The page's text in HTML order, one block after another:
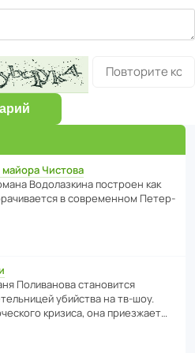
Чистова
Водо­ла­з­кина пост­роен как
в совре­менном Пете­р­
Поли­ва­нова стано­вится
убийства на тв-шоу.
кризиса, она приезжает…